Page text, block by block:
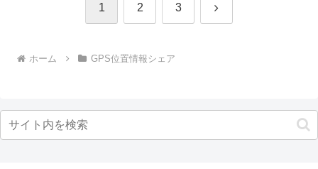
1 2 3 次
ホーム GPS位置情報シェア